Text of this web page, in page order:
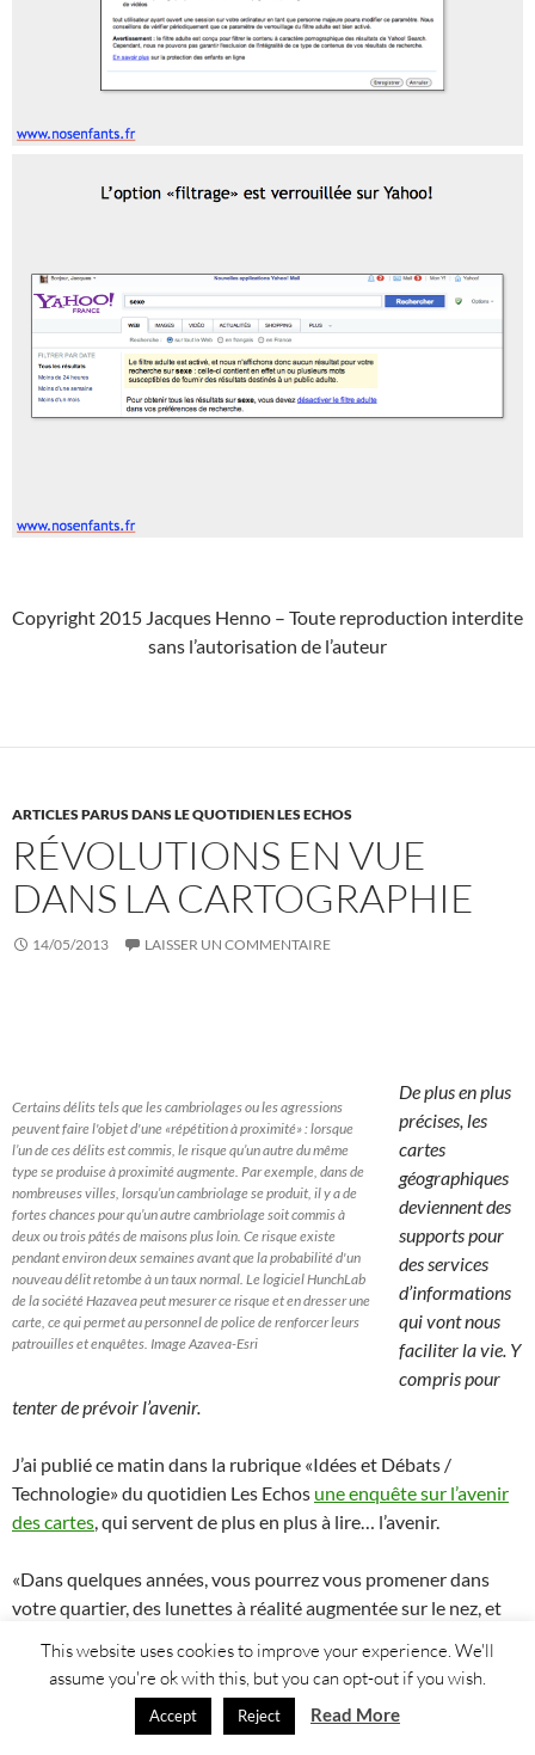
Copyright 2015 Jacques Henno – Toute reproduction interdite
sans l’autorisation de l’auteur
ARTICLES PARUS DANS LE QUOTIDIEN LES ECHOS
RÉVOLUTIONS EN VUE
DANS LA CARTOGRAPHIE
14/05/2013 LAISSER UN COMMENTAIRE
Certains délits tels que les cambriolages ou les agressions
peuvent faire l'objet d'une «répétition à proximité» : lorsque
l’un de ces délits est commis, le risque qu’un autre du même
type se produise à proximité augmente. Par exemple, dans de
nombreuses villes, lorsqu’un cambriolage se produit, il y a de
fortes chances pour qu’un autre cambriolage soit commis à
deux ou trois pâtés de maisons plus loin. Ce risque existe
pendant environ deux semaines avant que la probabilité d'un
nouveau délit retombe à un taux normal. Le logiciel HunchLab
de la société Hazavea peut mesurer ce risque et en dresser une
carte, ce qui permet au personnel de police de renforcer leurs
patrouilles et enquêtes. Image Azavea-Esri
De plus en plus
précises, les
cartes
géographiques
deviennent des
supports pour
des services
d’informations
qui vont nous
faciliter la vie. Y
compris pour
tenter de prévoir l’avenir.
J’ai publié ce matin dans la rubrique «Idées et Débats /
Technologie» du quotidien Les Echos une enquête sur l’avenir
des cartes, qui servent de plus en plus à lire… l’avenir.
«Dans quelques années, vous pourrez vous promener dans
votre quartier, des lunettes à réalité augmentée sur le nez, et
deuxième étage dans l’immeuble qui est à votre droite a une
très forte probabilité d’être mis en vente dans les trois
prochains mois par son propriétaire : 100 mètres carrés,
This website uses cookies to improve your experience. We'll
assume you're ok with this, but you can opt-out if you wish.
Accept Reject Read More